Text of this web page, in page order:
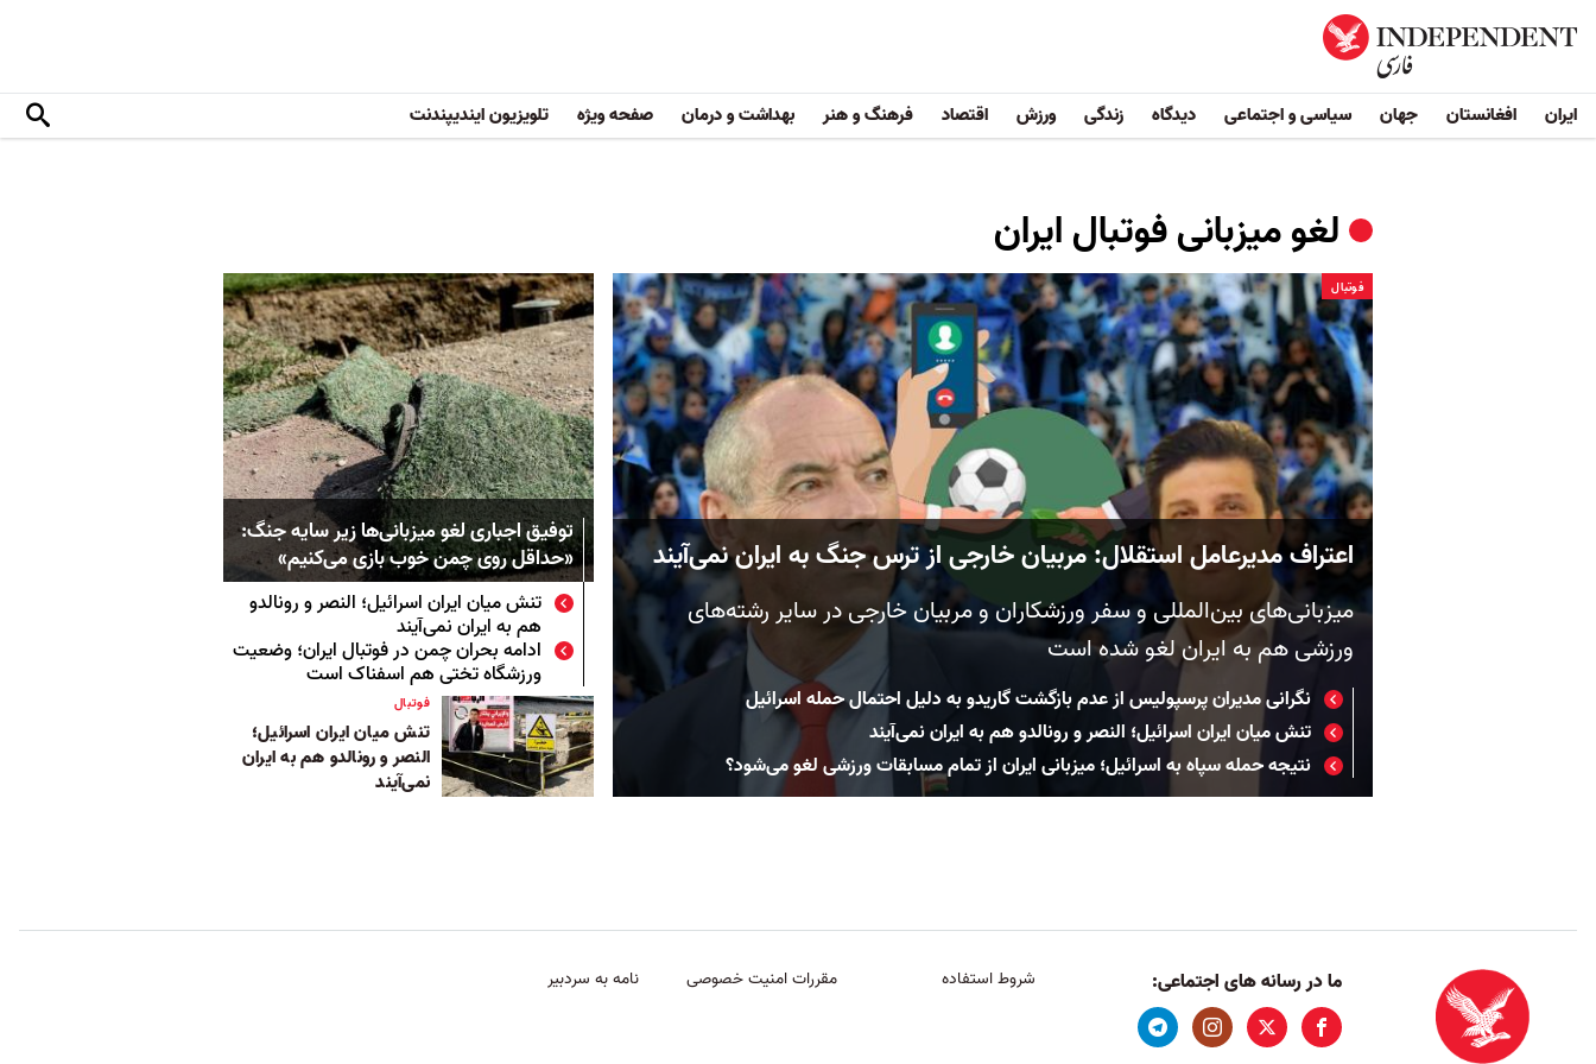
ایران افغانستان جهان سیاسی و اجتماعی دیدگاه زندگی ورزش اقتصاد فرهنگ و هنر بهداشت و درمان صفحه ویژه تلویزیون ایندیپندنت
لغو میزبانی فوتبال ایران
فوتبال
اعتراف مدیرعامل استقلال: مربیان خارجی از ترس جنگ به ایران نمی‌آیند
میزبانی‌های بین‌المللی و سفر ورزشکاران و مربیان خارجی در سایر رشته‌های
ورزشی هم به ایران لغو شده است
نگرانی مدیران پرسپولیس از عدم بازگشت گاریدو به دلیل احتمال حمله اسرائیل
تنش میان ایران اسرائیل؛ النصر و رونالدو هم به ایران نمی‌آیند
نتیجه حمله سپاه به اسرائیل؛ میزبانی ایران از تمام مسابقات ورزشی لغو می‌شود؟
توفیق اجباری لغو میزبانی‌ها زیر سایه جنگ:
«حداقل روی چمن خوب بازی می‌کنیم»
تنش میان ایران اسرائیل؛ النصر و رونالدو
هم به ایران نمی‌آیند
ادامه بحران چمن در فوتبال ایران؛ وضعیت
ورزشگاه تختی هم اسفناک است
فوتبال
تنش میان ایران اسرائیل؛
النصر و رونالدو هم به ایران
نمی‌آیند
ما در رسانه های اجتماعی: شروط استفاده مقررات امنیت خصوصی نامه به سردبیر